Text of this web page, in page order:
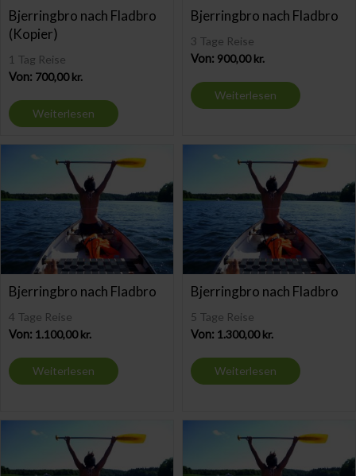
Bjerringbro nach Fladbro
(Kopier)
1 Tag Reise
Von: 700,00kr.
Weiterlesen
Bjerringbro nach Fladbro
3 Tage Reise
Von: 900,00kr.
Weiterlesen
Bjerringbro nach Fladbro
4 Tage Reise
Von: 1.100,00kr.
Weiterlesen
Bjerringbro nach Fladbro
5 Tage Reise
Von: 1.300,00kr.
Weiterlesen